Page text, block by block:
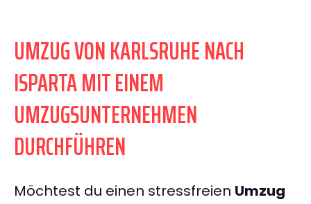
UMZUG VON KARLSRUHE NACH
ISPARTA MIT EINEM
UMZUGSUNTERNEHMEN
DURCHFÜHREN
Möchtest du einen stressfreien Umzug